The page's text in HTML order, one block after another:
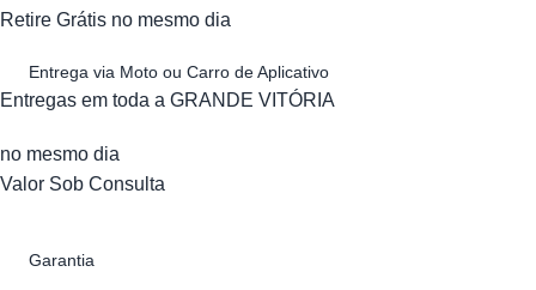
Retire Grátis no mesmo dia
Entrega via Moto ou Carro de Aplicativo
Entregas em toda a GRANDE VITÓRIA
no mesmo dia
Valor Sob Consulta
Garantia